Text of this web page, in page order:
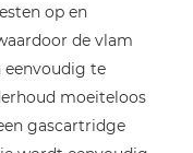
op en
de vlam
eenvoudig te
moeiteloos
gascartridge